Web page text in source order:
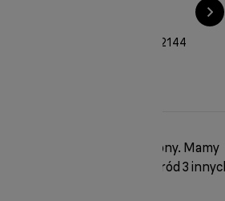
ostatnich 30 dni
pary CareStyle Compact IS 2144
jest obecnie niedostępny. Mamy
— możesz wybrać spośród 3